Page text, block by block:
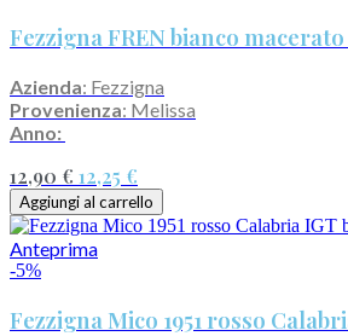
Fezzigna FREN bianco
Azienda: Fezzigna
Provenienza: Melissa
Anno:
12,90 € 12,25 €
Aggiungi al carrello
Anteprima
-5%
Fezzigna Mico 1951 rosso